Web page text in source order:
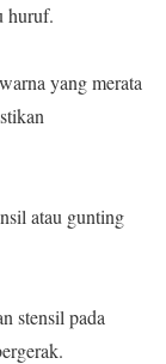
huruf.
yang merata
atau gunting
stensil pada